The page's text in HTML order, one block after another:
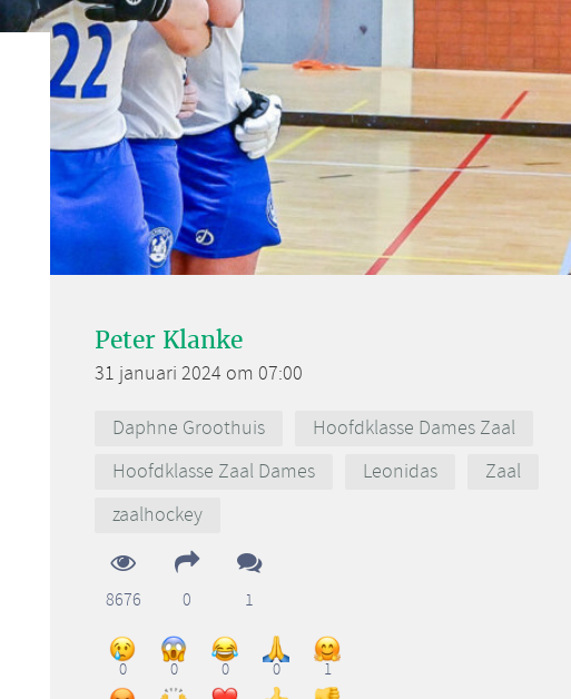
Peter Klanke
31 januari 2024 om 07:00
Daphne Groothuis
Hoofdklasse Dames Zaal
Hoofdklasse Zaal Dames
Leonidas
Zaal
zaalhockey
8676 0 1
0 0 0 0 1